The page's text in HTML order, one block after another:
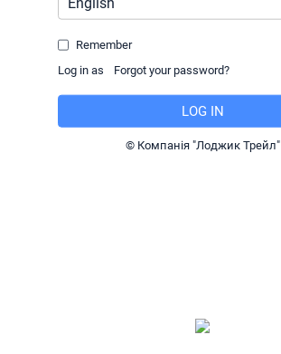
Remember
Log in as
© Компанія "Лоджик Трейл"